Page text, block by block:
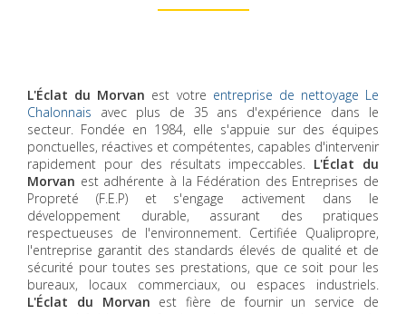
L'Éclat du Morvan est votre entreprise de nettoyage Le
Chalonnais avec plus de 35 ans d'expérience dans le
secteur. Fondée en 1984, elle s'appuie sur des équipes
ponctuelles, réactives et compétentes, capables d'intervenir
rapidement pour des résultats impeccables. L'Éclat du
Morvan est adhérente à la Fédération des Entreprises de
Propreté (F.E.P) et s'engage activement dans le
développement durable, assurant des pratiques
respectueuses de l'environnement. Certifiée Qualipropre,
l'entreprise garantit des standards élevés de qualité et de
sécurité pour toutes ses prestations, que ce soit pour les
bureaux, locaux commerciaux, ou espaces industriels.
L'Éclat du Morvan est fière de fournir un service de